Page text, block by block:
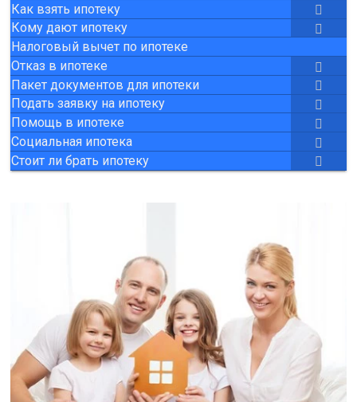
Как взять ипотеку
Кому дают ипотеку
Налоговый вычет по ипотеке
Отказ в ипотеке
Пакет документов для ипотеки
Подать заявку на ипотеку
Помощь в ипотеке
Социальная ипотека
Стоит ли брать ипотеку